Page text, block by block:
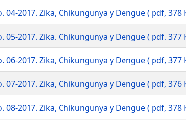
04-2017. Zika, Chikungunya y Dengue( pdf, 378
05-2017. Zika, Chikungunya y Dengue( pdf, 377
06-2017. Zika, Chikungunya y Dengue( pdf, 377
07-2017. Zika, Chikungunya y Dengue( pdf, 376
08-2017. Zika, Chikungunya y Dengue( pdf, 378